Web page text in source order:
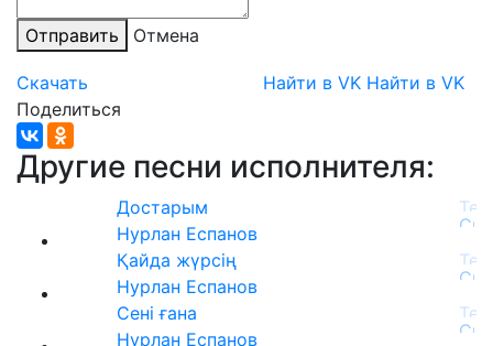
Отправить Отмена
Скачать Найти в VK Найти в VK
Поделиться
Другие песни исполнителя:
Достарым
Нурлан Еспанов
Қайда жүрсің
Нурлан Еспанов
Сені ғана
Нурлан Еспанов